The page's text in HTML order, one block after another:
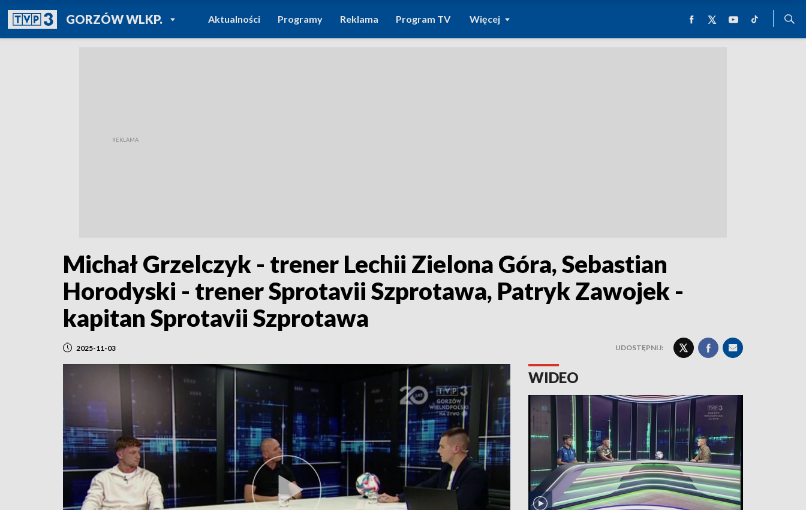
GORZÓW WLKP.POWRÓT DO
TVP REGIONY
Aktualności Programy Reklama Program TV Więcej
Michał Grzelczyk - trener Lechii Zielona Góra, Sebastian
Horodyski - trener Sprotavii Szprotawa, Patryk Zawojek -
kapitan Sprotavii Szprotawa
2025-11-03 UDOSTĘPNIJ:
WIDEO